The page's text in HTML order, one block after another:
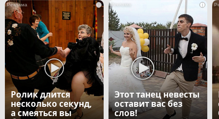
i
Ролик длится
несколько секунд,
а смеяться вы
i
Этот танец невесты
оставит вас без
слов!